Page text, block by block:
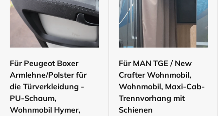
Für Peugeot Boxer
Armlehne/Polster für
die Türverkleidung -
PU-Schaum,
Wohnmobil Hymer,
Für MAN TGE / New
Crafter Wohnmobil,
Wohnmobil, Maxi-Cab-
Trennvorhang mit
Schienen